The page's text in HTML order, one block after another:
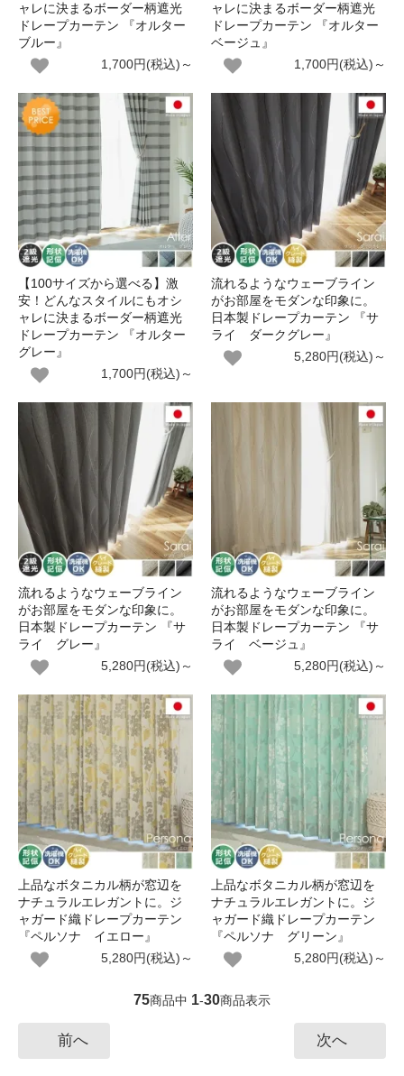
ャレに決まるボーダー柄遮光
ドレープカーテン 『オルター
ブルー』
1,700円(税込)～
ャレに決まるボーダー柄遮光
ドレープカーテン 『オルター
ベージュ』
1,700円(税込)～
【100サイズから選べる】激
安！どんなスタイルにもオシ
ャレに決まるボーダー柄遮光
ドレープカーテン 『オルター
グレー』
1,700円(税込)～
流れるようなウェーブライン
がお部屋をモダンな印象に。
日本製ドレープカーテン 『サ
ライ ダークグレー』
5,280円(税込)～
流れるようなウェーブライン
がお部屋をモダンな印象に。
日本製ドレープカーテン 『サ
ライ グレー』
5,280円(税込)～
流れるようなウェーブライン
がお部屋をモダンな印象に。
日本製ドレープカーテン 『サ
ライ ベージュ』
5,280円(税込)～
上品なボタニカル柄が窓辺を
ナチュラルエレガントに。ジ
ャガード織ドレープカーテン
『ペルソナ イエロー』
5,280円(税込)～
上品なボタニカル柄が窓辺を
ナチュラルエレガントに。ジ
ャガード織ドレープカーテン
『ペルソナ グリーン』
5,280円(税込)～
75商品中 1-30商品表示
前へ 次へ